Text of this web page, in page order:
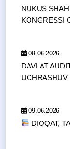
NUKUS
KONGRESSI
09.06.2026
DAVLAT
UCHRASHUV
09.06.2026
DIQQAT,